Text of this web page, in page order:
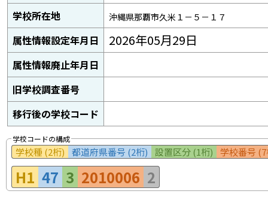
学校所在地 沖縄県那覇市久米１－５－１７
属性情報設定年月日 2026年05月29日
属性情報廃止年月日
旧学校調査番号
移行後の学校コード
学校コードの構成
学校種 (2桁) 都道府県番号 (2桁) 設置区分 (1桁) 学校番号
H1 47 3 2010006 2